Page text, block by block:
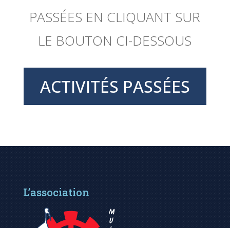
PASSÉES EN CLIQUANT SUR
LE BOUTON CI-DESSOUS
ACTIVITÉS PASSÉES
L’association